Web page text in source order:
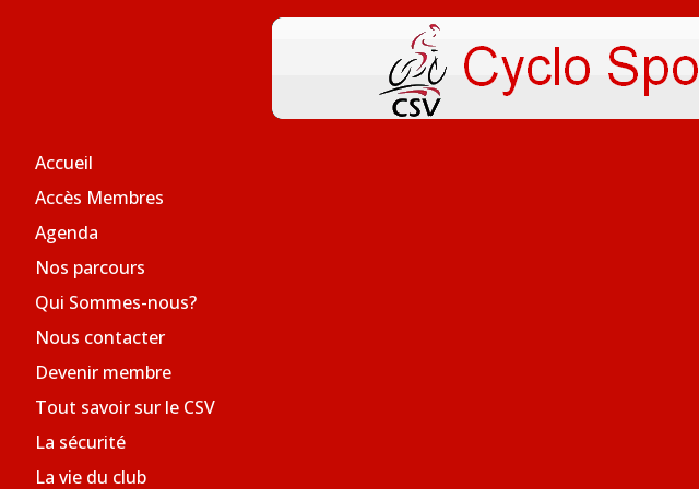
Accueil
Accès Membres
Agenda
Nos parcours
Qui Sommes-nous?
Nous contacter
Devenir membre
Tout savoir sur le CSV
La sécurité
La vie du club